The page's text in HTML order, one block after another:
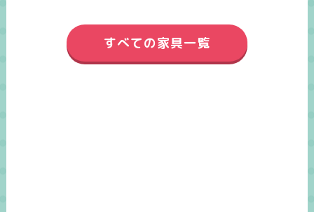
すべての家具一覧